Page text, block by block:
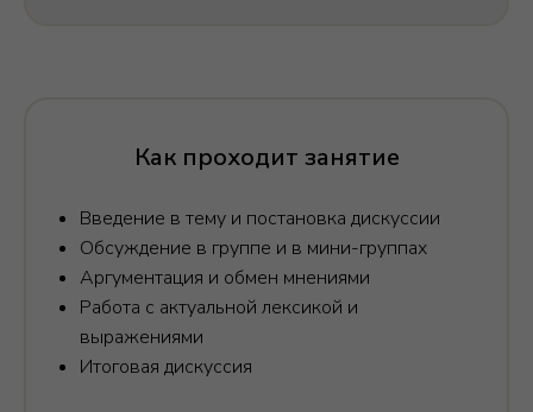
Как проходит занятие
Введение в тему и постановка дискуссии
Обсуждение в группе и в мини-группах
Аргументация и обмен мнениями
Работа с актуальной лексикой и
выражениями
Итоговая дискуссия